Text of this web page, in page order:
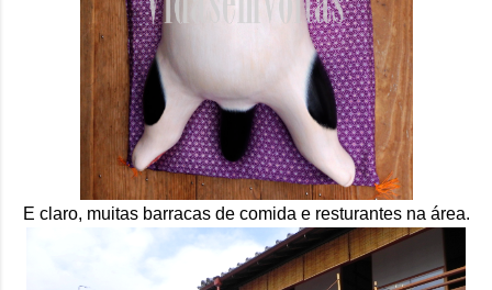
E claro, muitas barracas de comida e resturantes na área.